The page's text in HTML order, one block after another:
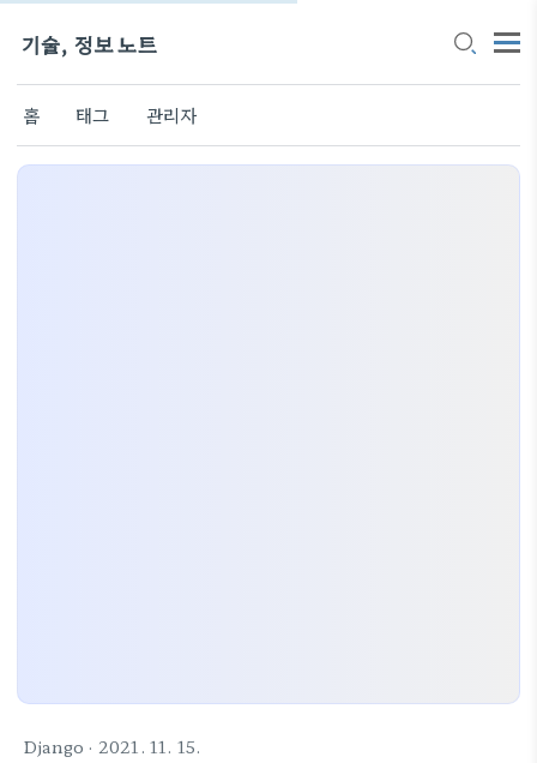
기술, 정보 노트
홈 태그 관리자
Django · 2021. 11. 15.